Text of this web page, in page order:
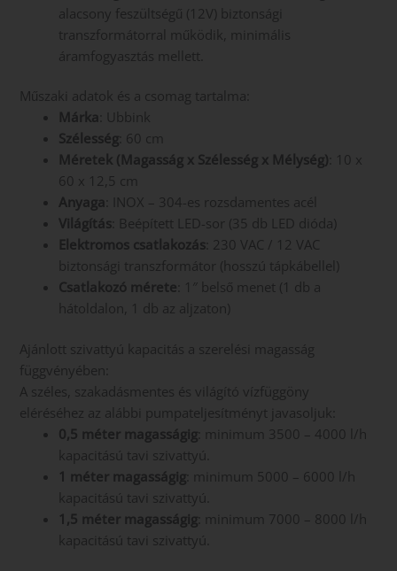
alacsony feszültségű (12V) biztonsági
transzformátorral működik, minimális
áramfogyasztás mellett.
Műszaki adatok és a csomag tartalma:
Márka
: Ubbink
Szélesség : 60 cm
Méretek (Magasság x Szélesség x Mélység) : 10 x
60 x 12,5 cm
Anyaga
: INOX – 304-es rozsdamentes acél
Világítás : Beépített LED-sor (35 db LED dióda)
Elektromos csatlakozás : 230 VAC / 12 VAC
biztonsági transzformátor (hosszú tápkábellel)
Csatlakozó mérete : 1″ belső menet (1 db a
hátoldalon, 1 db az aljzaton)
Ajánlott szivattyú kapacitás a szerelési magasság
függvényében:
A széles, szakadásmentes és világító vízfüggöny
eléréséhez az alábbi pumpateljesítményt javasoljuk:
0,5 méter magasságig : minimum 3500 – 4000 l/h
kapacitású tavi szivattyú.
1 méter magasságig : minimum 5000 – 6000 l/h
kapacitású tavi szivattyú.
1,5 méter magasságig : minimum 7000 – 8000 l/h
kapacitású tavi szivattyú.